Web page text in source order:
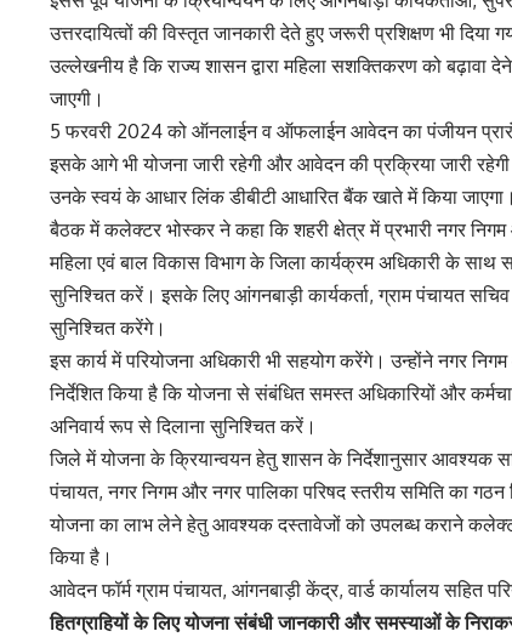
उत्तरदायित्वों की विस्तृत जानकारी देते हुए जरूरी प्रशिक्षण भी दिया
उल्लेखनीय है कि राज्य शासन द्वारा महिला सशक्तिकरण को बढ़ावा
जाएगी।
5 फरवरी 2024 को ऑनलाईन व ऑफलाईन आवेदन का पंजीयन
इसके आगे भी योजना जारी रहेगी और आवेदन की प्रक्रिया जारी
उनके स्वयं के आधार लिंक डीबीटी आधारित बैंक खाते में किया जाएगा।
बैठक में कलेक्टर भोस्कर ने कहा कि शहरी क्षेत्र में प्रभारी नगर
महिला एवं बाल विकास विभाग के जिला कार्यक्रम अधिकारी के
सुनिश्चित करें। इसके लिए आंगनबाड़ी कार्यकर्ता, ग्राम पंचायत
सुनिश्चित करेंगे।
इस कार्य में परियोजना अधिकारी भी सहयोग करेंगे। उन्होंने नगर
निर्देशित किया है कि योजना से संबंधित समस्त अधिकारियों और
अनिवार्य रूप से दिलाना सुनिश्चित करें।
जिले में योजना के क्रियान्वयन हेतु शासन के निर्देशानुसार आवश्यक
पंचायत, नगर निगम और नगर पालिका परिषद स्तरीय समिति का गठन
योजना का लाभ लेने हेतु आवश्यक दस्तावेजों को उपलब्ध कराने
किया है।
आवेदन फॉर्म ग्राम पंचायत, आंगनबाड़ी केंद्र, वार्ड कार्यालय सहित
हितग्राहियों के लिए योजना संबंधी जानकारी और समस्याओं के